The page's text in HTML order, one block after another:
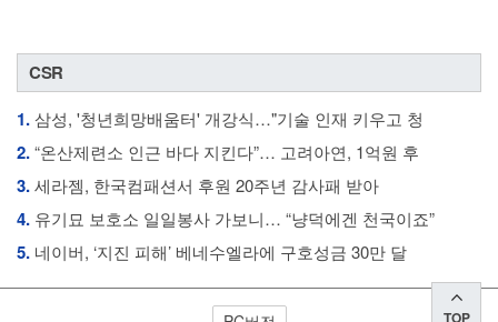
CSR
1.삼성, '청년희망배움터' 개강식…"기술 인재 키우고 청
2.“온산제련소 인근 바다 지킨다”… 고려아연, 1억원 후
3.세라젬, 한국컴패션서 후원 20주년 감사패 받아
4. 유기묘 보호소 일일봉사 가보니… “냥덕에겐 천국이죠”
5. 네이버, ‘지진 피해’ 베네수엘라에 구호성금 30만 달
TOP